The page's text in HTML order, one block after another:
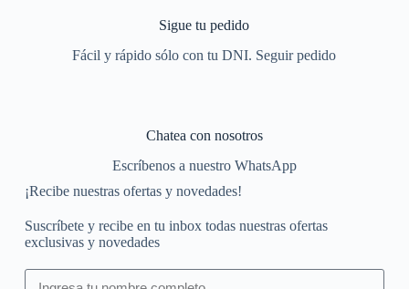
Sigue tu pedido
Fácil y rápido sólo con tu DNI. Seguir pedido
Chatea con nosotros
Escríbenos a nuestro WhatsApp
¡Recibe nuestras ofertas y novedades!
Suscríbete y recibe en tu inbox todas nuestras ofertas
exclusivas y novedades